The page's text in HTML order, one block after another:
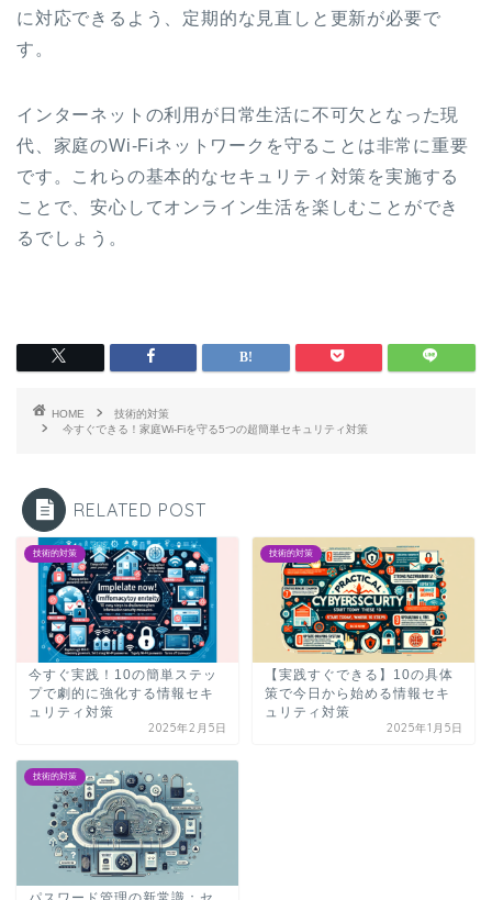
に対応できるよう、定期的な見直しと更新が必要で
す。
インターネットの利用が日常生活に不可欠となった現
代、家庭のWi-Fiネットワークを守ることは非常に重要
です。これらの基本的なセキュリティ対策を実施する
ことで、安心してオンライン生活を楽しむことができ
るでしょう。
HOME
技術的対策
今すぐできる！家庭Wi-Fiを守る5つの超簡単セキュリティ対策
RELATED POST
技術的対策
今すぐ実践！10の簡単ステッ
プで劇的に強化する情報セキ
ュリティ対策
2025年2月5日
技術的対策
【実践すぐできる】10の具体
策で今日から始める情報セキ
ュリティ対策
2025年1月5日
技術的対策